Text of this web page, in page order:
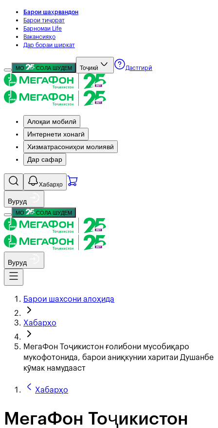
Барои шаҳрвандон
Барои тиҷорат
Барномаи Life
Вакансияҳо
Дар бораи ширкат
МО СОЛА ШУДЕМ Тоҷикӣ Дастгирӣ
Алоқаи мобилӣ
Интернети хонагӣ
Хизматрасониҳои молиявӣ
Дар сафар
Хабарҳо
Вуруд
МО СОЛА ШУДЕМ
Вуруд
Барои шахсони алоҳида
Хабарҳо
МегаФон Тоҷикистон ғолибони мусобиқаро
мукофотонида, барои аниқкунии харитаи Душанбе
кӯмак намудааст
Хабарҳо
МегаФон Тоҷикистон